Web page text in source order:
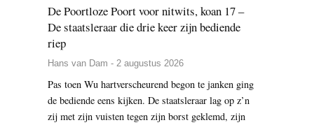
De Poortloze Poort voor nitwits, koan 17 –
De staatsleraar die drie keer zijn bediende
riep
Hans van Dam - 2 augustus 2026
Pas toen Wu hartverscheurend begon te janken ging
de bediende eens kijken. De staatsleraar lag op z’n
zij met zijn vuisten tegen zijn borst geklemd, zijn